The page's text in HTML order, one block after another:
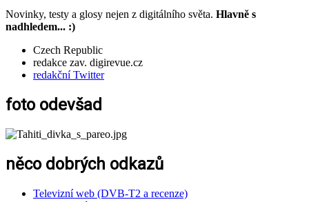
Novinky, testy a glosy nejen z digitálního světa. Hlavně s
nadhledem... :)
Czech Republic
redakce zav. digirevue.cz
redakční Twitter
foto odevšad
něco dobrých odkazů
Televizní web (DVB-T2 a recenze)